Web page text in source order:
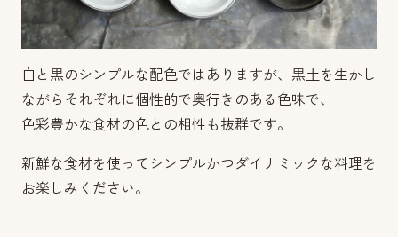
白と黒のシンプルな配色ではありますが、黒土を生かし
ながらそれぞれに個性的で奥行きのある色味で、
色彩豊かな食材の色との相性も抜群です。
新鮮な食材を使ってシンプルかつダイナミックな料理を
お楽しみください。